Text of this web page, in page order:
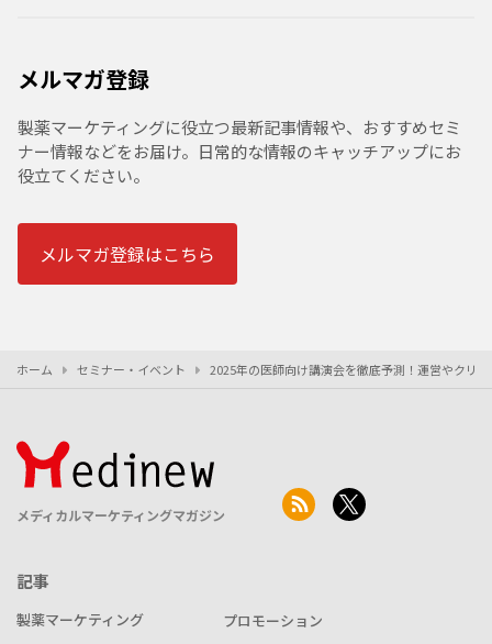
メルマガ登録
製薬マーケティングに役立つ最新記事情報や、おすすめセミ
ナー情報などをお届け。日常的な情報のキャッチアップにお
役立てください。
メルマガ登録はこちら
ホーム セミナー・イベント 2025年の医師向け講演会を徹底予測！運営やクリ
メディカルマーケティングマガジン
記事
製薬マーケティング プロモーション